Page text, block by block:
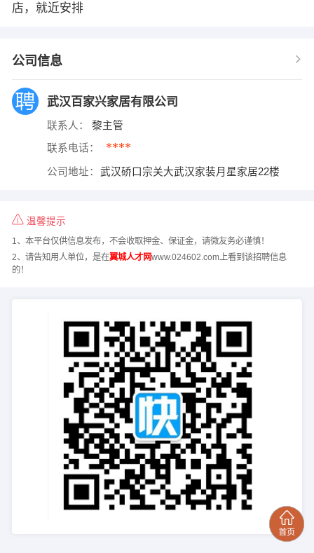
店，就近安排
公司信息
武汉百家兴家居有限公司
联系人： 黎主管
联系电话： ****
公司地址： 武汉硚口宗关大武汉家装月星家居22楼
温馨提示
1、本平台仅供信息发布，不会收取押金、保证金，请微友务必谨慎！
2、请告知用人单位，是在翼城人才网www.024602.com上看到该招聘信息
的！